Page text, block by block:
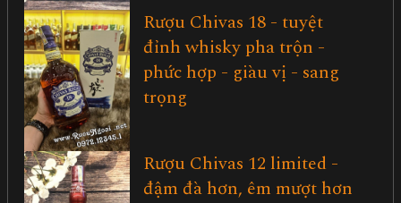
Rượu Chivas 18 - tuyệt
đỉnh whisky pha trộn -
phức hợp - giàu vị - sang
trọng
Rượu Chivas 12 limited -
đậm đà hơn, êm mượt hơn